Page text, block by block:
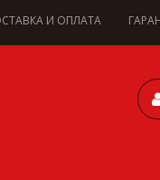
И ОПЛАТА